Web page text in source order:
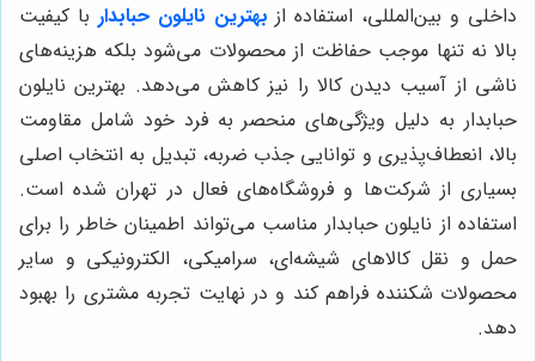
داخلی و بین‌المللی، استفاده از بهترین نایلون حبابدار با کیفیت
بالا نه تنها موجب حفاظت از محصولات می‌شود بلکه هزینه‌های
ناشی از آسیب دیدن کالا را نیز کاهش می‌دهد. بهترین نایلون
حبابدار به دلیل ویژگی‌های منحصر به فرد خود شامل مقاومت
بالا، انعطاف‌پذیری و توانایی جذب ضربه، تبدیل به انتخاب اصلی
بسیاری از شرکت‌ها و فروشگاه‌های فعال در تهران شده است.
استفاده از نایلون حبابدار مناسب می‌تواند اطمینان خاطر را برای
حمل و نقل کالاهای شیشه‌ای، سرامیکی، الکترونیکی و سایر
محصولات شکننده فراهم کند و در نهایت تجربه مشتری را بهبود
دهد.